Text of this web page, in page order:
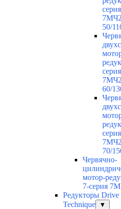
серия
50/
серия
60/
серия
70/
Червячно-
мотор-
7-серия
Редукторы Drive
Technique
▼